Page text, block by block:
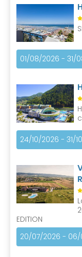
01/08/2026 - 31/
24/10/2026 - 31/
EDITION
20/07/2026 -